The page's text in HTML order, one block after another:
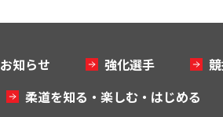
お知らせ 強化選手
柔道を知る・楽しむ・はじめる